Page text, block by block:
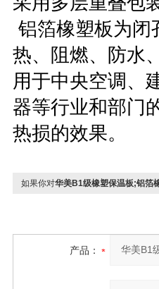
铝箔橡塑板为闭
热、阻燃、防水
用于中央空调、
器等行业和部门
热损的效果。
如果你对华美B1级橡塑保温板;铝箔
产品：